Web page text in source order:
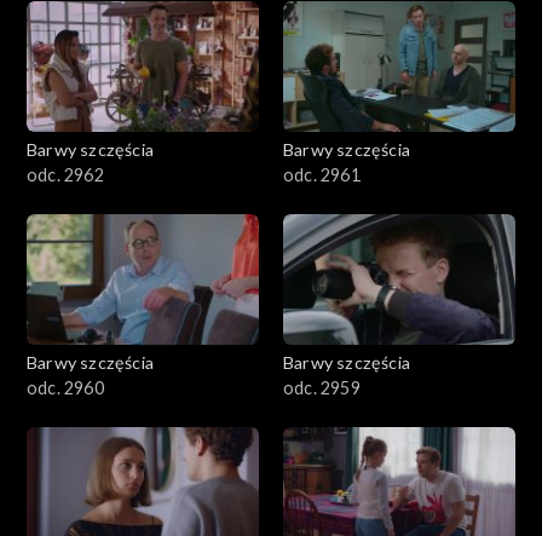
Barwy szczęścia
odc. 2962
Barwy szczęścia
odc. 2961
Barwy szczęścia
odc. 2960
Barwy szczęścia
odc. 2959